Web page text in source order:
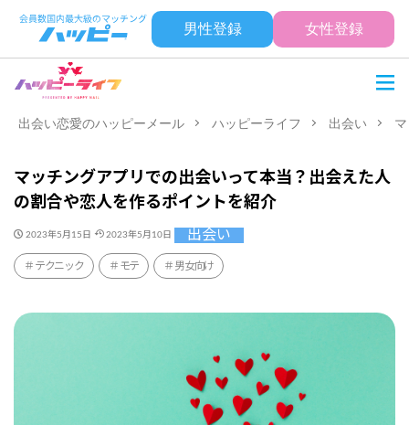
男性登録 女性登録
出会い恋愛のハッピーメール ハッピーライフ 出会い
マッチングアプリでの出会いって本当？出会えた人
の割合や恋人を作るポイントを紹介
2023年5月15日 2023年5月10日 出会い
テクニック モテ 男女向け